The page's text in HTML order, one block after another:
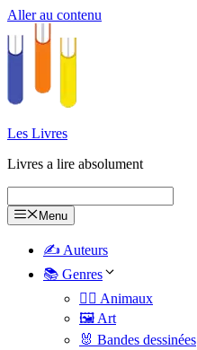
Aller au contenu
Les Livres
Livres a lire absolument
Menu
✍️ Auteurs
📚 Genres
🐕‍🦺 Animaux
🖼️ Art
🐰 Bandes dessinées